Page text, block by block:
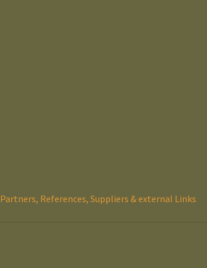
Partners, References, Suppliers & external Links